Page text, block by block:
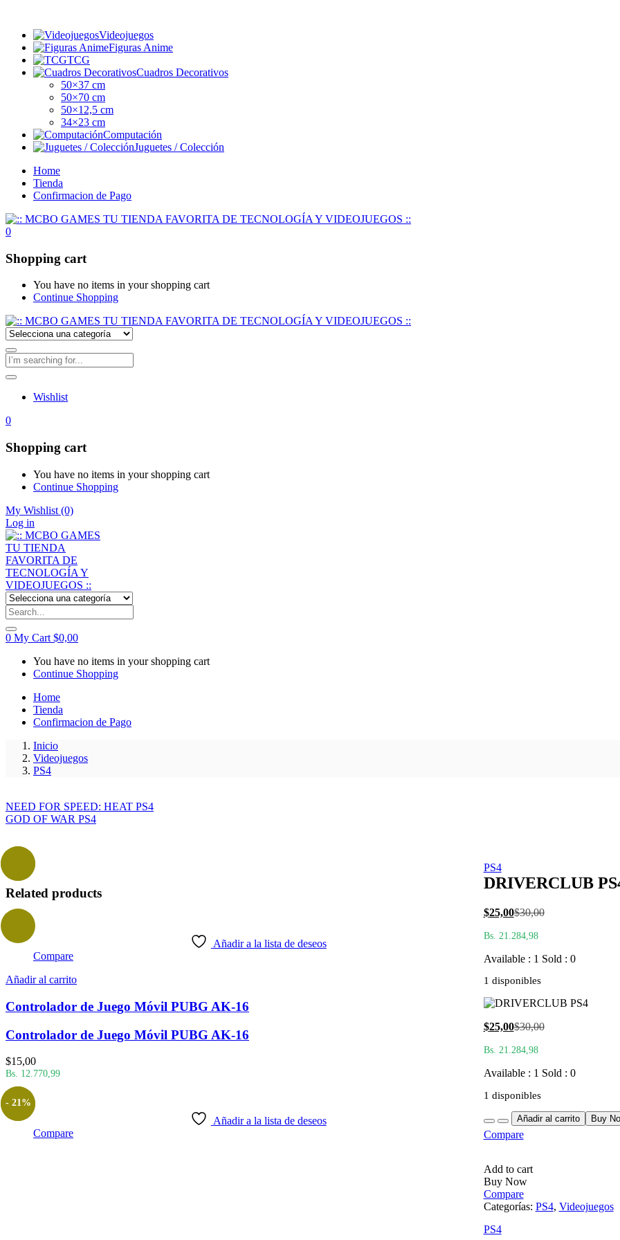
Videojuegos
Figuras Anime
TCG
Cuadros Decorativos
50×37 cm
50×70 cm
50×12,5 cm
34×23 cm
Computación
Juguetes / Colección
Home
Tienda
Confirmacion de Pago
0
Shopping cart
You have no items in your shopping cart
Continue Shopping
Wishlist
0
Shopping cart
You have no items in your shopping cart
Continue Shopping
My Wishlist (0)
Log in
0 My Cart $0,00
You have no items in your shopping cart
Continue Shopping
Home
Tienda
Confirmacion de Pago
Inicio
Videojuegos
PS4
NEED FOR SPEED: HEAT PS4
GOD OF WAR PS4
PS4
DRIVERCLUB
$25,00El
actual
$25,00.
$30,00El
$30,00.
Bs. 21.284,98
Available : 1 Sold : 0
1 disponibles
$25,00El
actual
$25,00.
$30,00El
$30,00.
Bs. 21.284,98
Available : 1 Sold : 0
1 disponibles
QuantityAñadir al carrito Buy
Compare
Add to cart
Buy Now
Compare
Categorías: PS4, Videojuegos
PS4
Related products
Añadir a la lista de deseos
Compare
Añadir al carrito
Controlador de Juego Móvil PUBG AK-16
Controlador de Juego Móvil PUBG AK-16
$15,00
Bs. 12.770,99
Añadir a la lista de deseos
Compare
- 21%